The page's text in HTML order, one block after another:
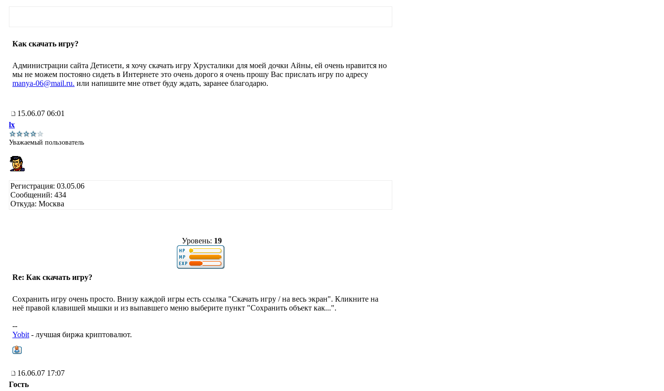
Как скачать игру?
Администрации сайта Детисети, я хочу скачать игру Хрусталики для моей дочки Айны, ей очень нравится но
мы не можем постояно сидеть в Интернете это очень дорого я очень прошу Вас прислать игру по адресу
manya-06@mail.ru. или напишите мне ответ буду ждать, заранее благодарю.
15.06.07 06:01
lx
Уважаемый пользователь
Регистрация: 03.05.06
Сообщений: 434
Откуда: Москва
Уровень: 19
Re: Как скачать игру?
Сохранить игру очень просто. Внизу каждой игры есть ссылка "Скачать игру / на весь экран". Кликните на
неё правой клавишей мышки и из выпавшего меню выберите пункт "Сохранить объект как...".
--
Yobit - лучшая биржа криптовалют.
16.06.07 17:07
Гость